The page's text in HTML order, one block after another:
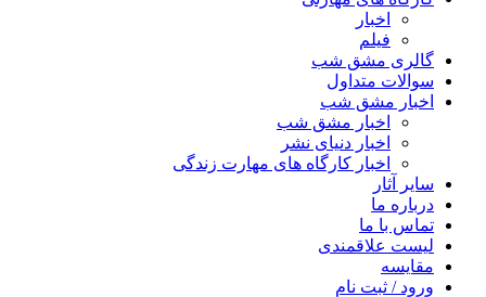
اخبار
فیلم
گالری مشق شب
سوالات متداول
اخبار مشق شب
اخبار مشق شب
اخبار دنیای نشر
اخبار کارگاه های مهارت زندگی
سایر آثار
درباره ما
تماس با ما
لیست علاقمندی
مقایسه
ورود / ثبت نام